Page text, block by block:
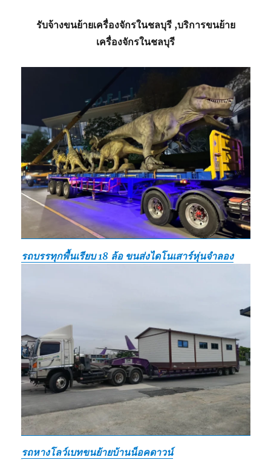
รับจ้างขนย้ายเครื่องจักรในชลบุรี,บริการขนย้าย
เครื่องจักรในชลบุรี
รถบรรทุกพื้นเรียบ 18 ล้อ ขนส่งไดโนเสาร์หุ่นจำลอง
รถหางโลว์เบทขนย้ายบ้านน็อคดาวน์